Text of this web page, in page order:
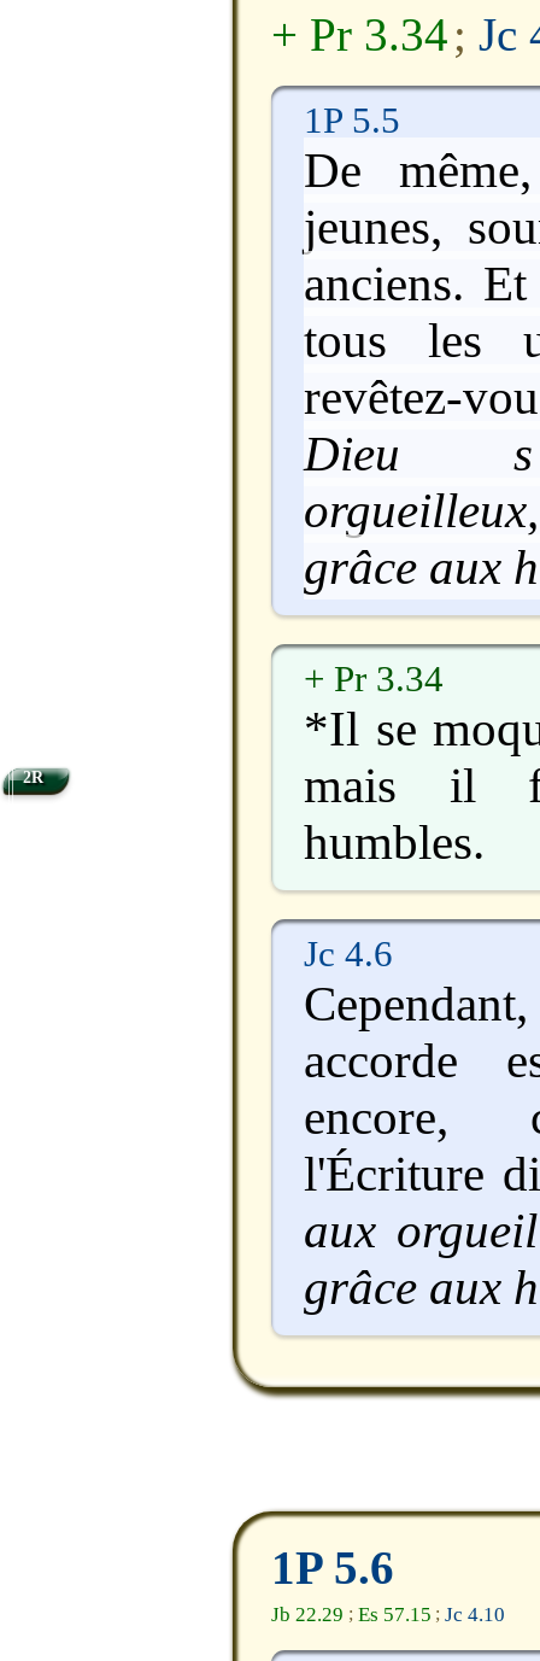
+ Pr 3.34; Jc
1P 5.5
De
jeunes,
anciens.
tous les
revêtez-
Dieu
grâce aux
+ Pr 3.34
*Il se
mais il
humbles.
Jc 4.6
accorde
encore,
l'Écriture
aux
grâce aux
1P 5.6
Jb 22.29 ; Es 57.15 ; Jc 4.10
2R